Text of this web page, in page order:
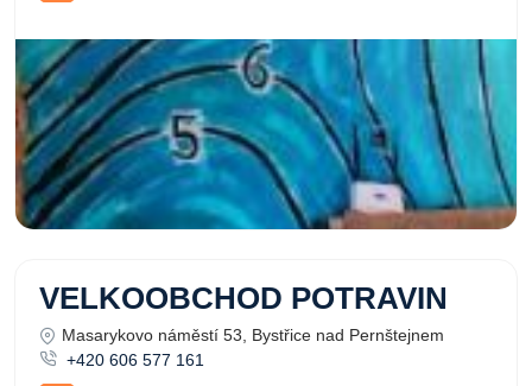
VELKOOBCHOD POTRAVIN
Masarykovo náměstí 53, Bystřice nad Pernštejnem
+420 606 577 161